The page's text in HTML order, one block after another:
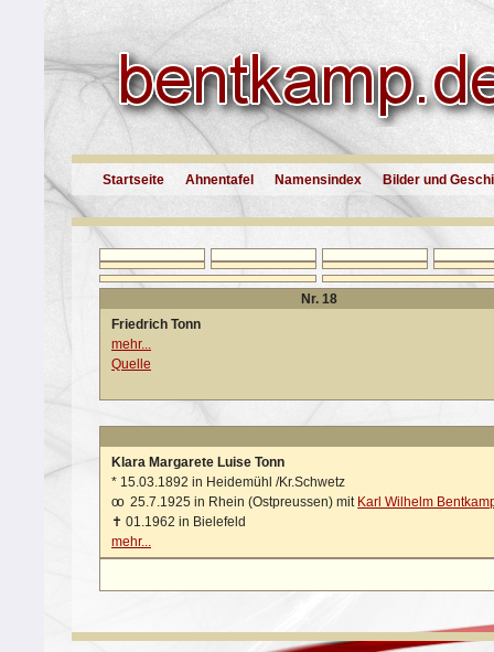
Startseite Ahnentafel Namensindex Bilder und
Nr. 18
Friedrich Tonn
mehr...
Quelle
Klara Margarete Luise Tonn
* 15.03.1892 in Heidemühl /Kr.Schwetz
oo 25.7.1925 in Rhein (Ostpreussen) mit Karl Wilhelm
✝ 01.1962 in Bielefeld
mehr...